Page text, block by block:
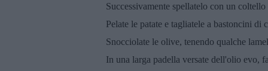
Successivamente spellatelo con un
Pelate le patate e tagliatele a bastoncini di
Snocciolate le olive, tenendo qualche
In una larga padella versate dell'olio evo,